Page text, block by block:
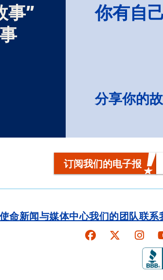
事”
你有自
分享你的
订阅我们的电子报
命新闻与媒体中心我们的团队联系
Faceboook
X